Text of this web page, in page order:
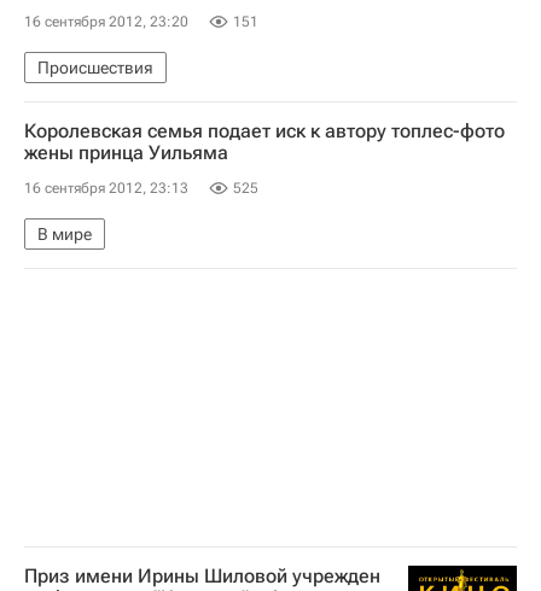
16 сентября 2012, 23:20 151
Происшествия
Королевская семья подает иск к автору топлес-фото
жены принца Уильяма
16 сентября 2012, 23:13 525
В мире
Приз имени Ирины Шиловой учрежден